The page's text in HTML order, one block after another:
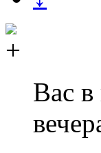
Вас в